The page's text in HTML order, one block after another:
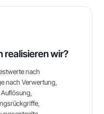
realisieren wir?
nach
nach Verwertung,